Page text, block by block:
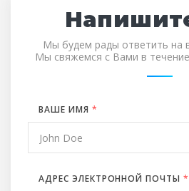
Мы будем рады ответить на
Мы свяжемся с Вами в
ВАШЕ ИМЯ *
АДРЕС ЭЛЕКТРОННОЙ ПОЧТЫ*